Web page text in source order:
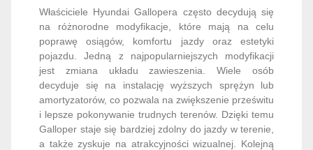
Właściciele Hyundai Gallopera często decydują się
na różnorodne modyfikacje, które mają na celu
poprawę osiągów, komfortu jazdy oraz estetyki
pojazdu. Jedną z najpopularniejszych modyfikacji
jest zmiana układu zawieszenia. Wiele osób
decyduje się na instalację wyższych sprężyn lub
amortyzatorów, co pozwala na zwiększenie prześwitu
i lepsze pokonywanie trudnych terenów. Dzięki temu
Galloper staje się bardziej zdolny do jazdy w terenie,
a także zyskuje na atrakcyjności wizualnej. Kolejną